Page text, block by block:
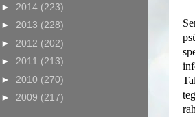
► 2014 (223)
► 2013 (228)
► 2012 (202)
► 2011 (213)
► 2010 (270)
► 2009 (217)